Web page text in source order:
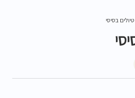
בסיסי